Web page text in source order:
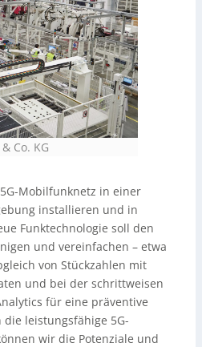
Co. KG
Mobilfunknetz in einer
installieren und in
Funktechnologie soll den
und vereinfachen – etwa
von Stückzahlen mit
und bei der schrittweisen
für eine präventive
leistungsfähige 5G-
wir die Potenziale und